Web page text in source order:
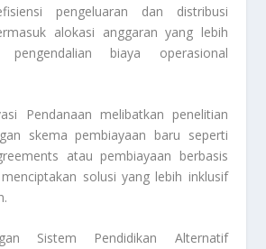
pengeluaran dan distribusi
alokasi anggaran yang lebih
biaya operasional
Pendanaan melibatkan penelitian
skema pembiayaan baru seperti
atau pembiayaan berbasis
solusi yang lebih inklusif
Sistem Pendidikan Alternatif